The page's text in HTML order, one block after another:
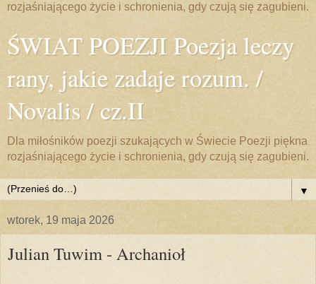
rozjaśniającego życie i schronienia, gdy czują się zagubieni.
ŚWIAT POEZJI Poezja leczy
rany, jakie zadaje rozum. /
Novalis / cz.II
Dla miłośników poezji szukających w Świecie Poezji piękna
rozjaśniającego życie i schronienia, gdy czują się zagubieni.
▼
wtorek, 19 maja 2026
Julian Tuwim - Archanioł